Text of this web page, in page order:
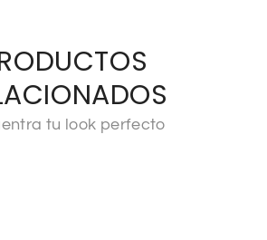
tu look perfecto